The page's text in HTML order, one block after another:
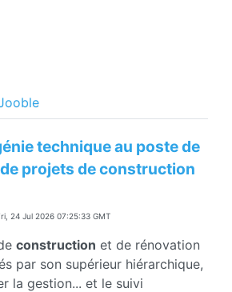
technique au poste de
projets de construction
24 Jul 2026 07:25:33 GMT
construction et de rénovation
par son supérieur hiérarchique,
la gestion... et le suivi